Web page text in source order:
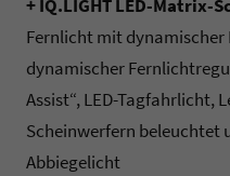
+ IQ.LIGHT LED-Matrix-
Fernlicht mit
dynamischer
Assist“, LED-Tagfahrlicht,
Scheinwerfern beleuchtet
Abbiegelicht